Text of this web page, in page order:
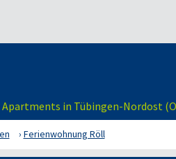
in Tübingen-Nordost
Ferienwohnung Röll